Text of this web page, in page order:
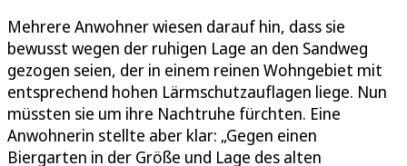
Mehrere Anwohner wiesen darauf hin, dass sie
bewusst wegen der ruhigen Lage an den Sandweg
gezogen seien, der in einem reinen Wohngebiet mit
entsprechend hohen Lärmschutzauflagen liege. Nun
müssten sie um ihre Nachtruhe fürchten. Eine
Anwohnerin stellte aber klar: „Gegen einen
Biergarten in der Größe und Lage des alten